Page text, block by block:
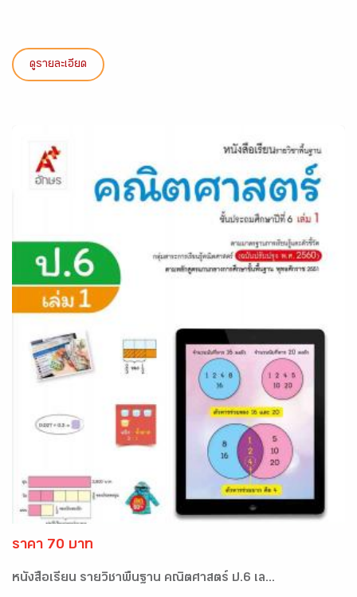
ดูรายละเอียด
ราคา 70 บาท
หนังสือเรียน รายวิชาพื้นฐาน คณิตศาสตร์ ป.6 เล...